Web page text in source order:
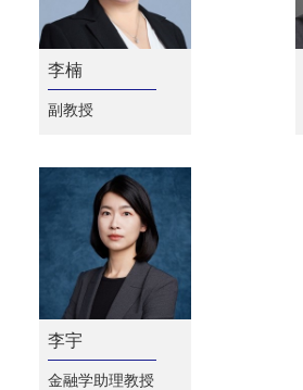
李楠
副教授
李宇
金融学助理教授